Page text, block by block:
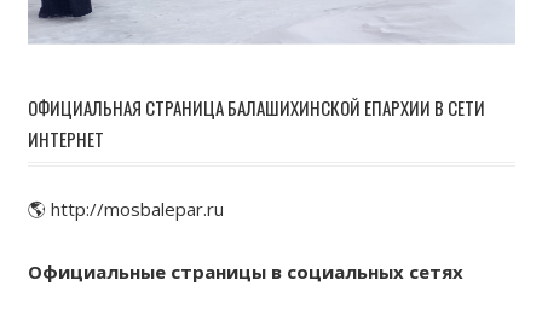
ОФИЦИАЛЬНАЯ СТРАНИЦА БАЛАШИХИНСКОЙ ЕПАРХИИ В СЕТИ
ИНТЕРНЕТ
🌎 http://mosbalepar.ru
Официальные страницы в социальных сетях